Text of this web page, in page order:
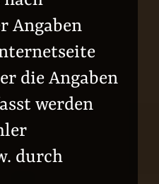
Angaben
die Angaben
werden
durch